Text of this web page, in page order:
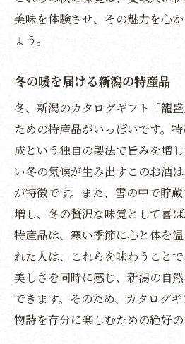
選択肢が豊富なカタロ
ト
新潟の自然美を感じる
文化が息づく特別な体
地域の魅力を伝える新
自然と文化を融合した
新潟の文化を感じる選
地元の自然や文化を
心に残る体験を贈る新潟の
力
受け取る人の心に響く
新潟ならではの体験を
美味を体験させ、その魅力を心
ょう。
冬の暖を届ける新潟の特産品
冬、新潟のカタログギフト「籠
ための特産品がいっぱいです。
成という独自の製法で旨みを増
い冬の気候が生み出すこのお酒
が特徴です。また、雪の中で貯
増し、冬の贅沢な味覚として喜
特産品は、寒い季節に心と体を
れた人は、これらを味わうこと
美しさを同時に感じ、新潟の自
できます。そのため、カタログ
物詩を存分に楽しむための絶好の